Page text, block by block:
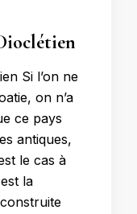
Si l’on ne
on n’a
ce pays
antiques,
le cas à
la